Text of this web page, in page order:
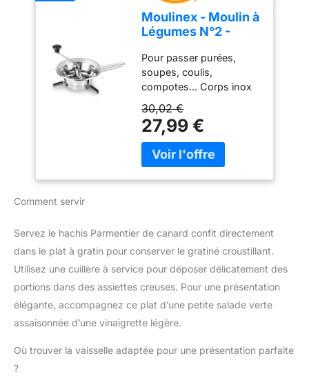
INOX : moulin à légumes
offrant un broyage fin ou
moyen FACILE À
repliables Diamètre du
produit : 19 cm |
Diamètre de chaque
grille: 10,5 cm
Moulinex - Moulin à
Légumes N°2 -
- 24 cm - Inox
Pour passer purées,
soupes, coulis,
compotes... Corps inox
Inox Livré avec 2 grilles
interchangeables
Disponibilité des pièces
de rechange après achat
30,02 €
27,99 €
Comment servir
Servez le hachis Parmentier de canard confit directement
dans le plat à gratin pour conserver le gratiné croustillant.
Utilisez une cuillère à service pour déposer délicatement des
portions dans des assiettes creuses. Pour une présentation
élégante, accompagnez ce plat d’une petite salade verte
assaisonnée d’une vinaigrette légère.
Où trouver la vaisselle adaptée pour une présentation parfaite
?